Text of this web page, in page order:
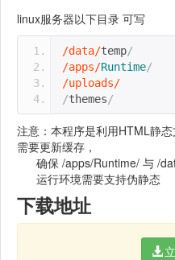
linux服务器以下目录 可写
/data/temp/
/apps/Runtime/
/uploads/
/themes/
注意：本程序是利用HTML静
需要更新缓存，
确保 /apps/Runtime/ 与 /
运行环境需要支持伪静态
下载地址